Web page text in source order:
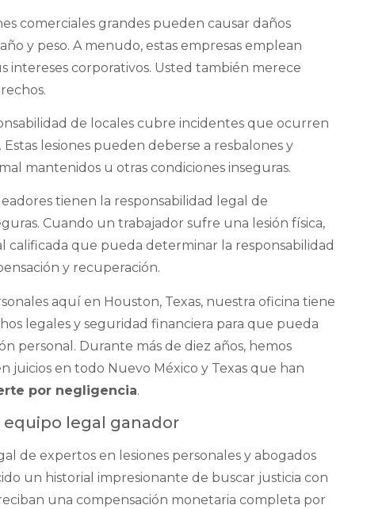
comerciales grandes pueden causar daños
y peso. A menudo, estas empresas emplean
intereses corporativos. Usted también merece
de locales cubre incidentes que ocurren
lesiones pueden deberse a resbalones y
mantenidos u otras condiciones inseguras.
tienen la responsabilidad legal de
Cuando un trabajador sufre una lesión física,
calificada que pueda determinar la responsabilidad
y recuperación.
aquí en Houston, Texas, nuestra oficina tiene
legales y seguridad financiera para que pueda
personal. Durante más de diez años, hemos
juicios en todo Nuevo México y Texas que han
por negligencia.
equipo legal ganador
de expertos en lesiones personales y abogados
un historial impresionante de buscar justicia con
una compensación monetaria completa por